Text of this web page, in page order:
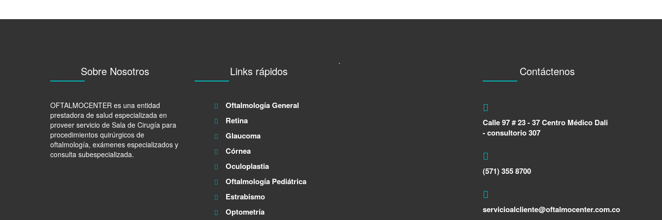
Sobre Nosotros
OFTALMOCENTER es una entidad
prestadora de salud especializada en
proveer servicio de Sala de Cirugía para
procedimientos quirúrgicos de
oftalmología, exámenes especializados y
consulta subespecializada.
Links rápidos
Oftalmología General
Retina
Glaucoma
Córnea
Oculoplastia
Oftalmología Pediátrica
Estrabismo
Optometría
.
Contáctenos
Calle 97 # 23 - 37 Centro Médico Dali
- consultorio 307
(571) 355 8700
servicioalcliente@oftalmocenter.com.co